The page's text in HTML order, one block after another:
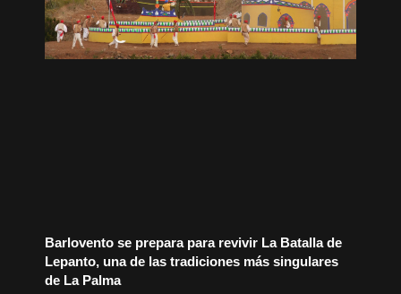
Barlovento se prepara para revivir La Batalla de
Lepanto, una de las tradiciones más singulares
de La Palma